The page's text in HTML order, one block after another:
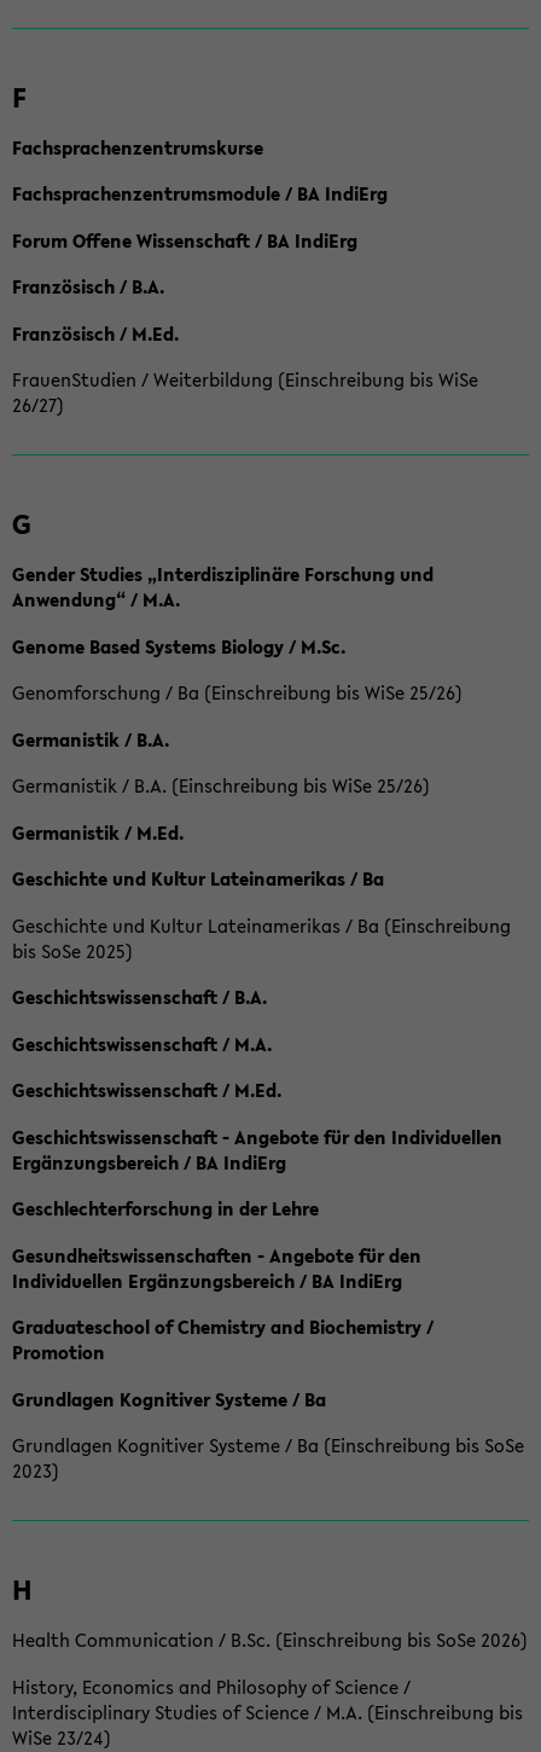
F
Fachsprachenzentrumskurse
Fachsprachenzentrumsmodule / BA IndiErg
Forum Offene Wissenschaft / BA IndiErg
Französisch / B.A.
Französisch / M.Ed.
FrauenStudien / Weiterbildung (Einschreibung bis WiSe
26/27)
G
Gender Studies „Interdisziplinäre Forschung und
Anwendung“ / M.A.
Genome Based Systems Biology / M.Sc.
Genomforschung / Ba (Einschreibung bis WiSe 25/26)
Germanistik / B.A.
Germanistik / B.A. (Einschreibung bis WiSe 25/26)
Germanistik / M.Ed.
Geschichte und Kultur Lateinamerikas / Ba
Geschichte und Kultur Lateinamerikas / Ba (Einschreibung
bis SoSe 2025)
Geschichtswissenschaft / B.A.
Geschichtswissenschaft / M.A.
Geschichtswissenschaft / M.Ed.
Geschichtswissenschaft - Angebote für den Individuellen
Ergänzungsbereich / BA IndiErg
Geschlechterforschung in der Lehre
Gesundheitswissenschaften - Angebote für den
Individuellen Ergänzungsbereich / BA IndiErg
Graduateschool of Chemistry and Biochemistry /
Promotion
Grundlagen Kognitiver Systeme / Ba
Grundlagen Kognitiver Systeme / Ba (Einschreibung bis SoSe
2023)
H
Health Communication / B.Sc. (Einschreibung bis SoSe 2026)
History, Economics and Philosophy of Science /
Interdisciplinary Studies of Science / M.A. (Einschreibung bis
WiSe 23/24)